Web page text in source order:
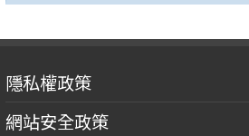
隱私權政策
網站安全政策